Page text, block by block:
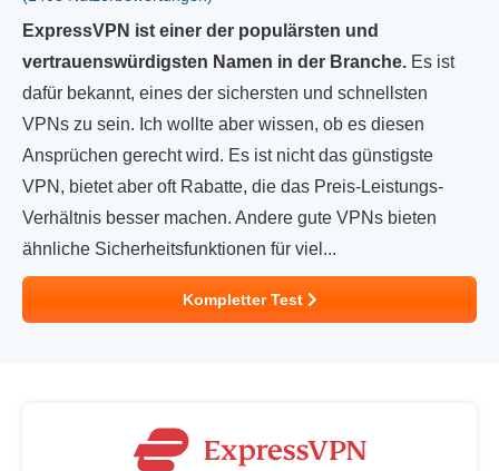
ExpressVPN ist einer der populärsten und
vertrauenswürdigsten Namen in der Branche. Es ist
dafür bekannt, eines der sichersten und schnellsten
VPNs zu sein. Ich wollte aber wissen, ob es diesen
Ansprüchen gerecht wird. Es ist nicht das günstigste
VPN, bietet aber oft Rabatte, die das Preis-Leistungs-
Verhältnis besser machen. Andere gute VPNs bieten
ähnliche Sicherheitsfunktionen für viel...
Kompletter Test